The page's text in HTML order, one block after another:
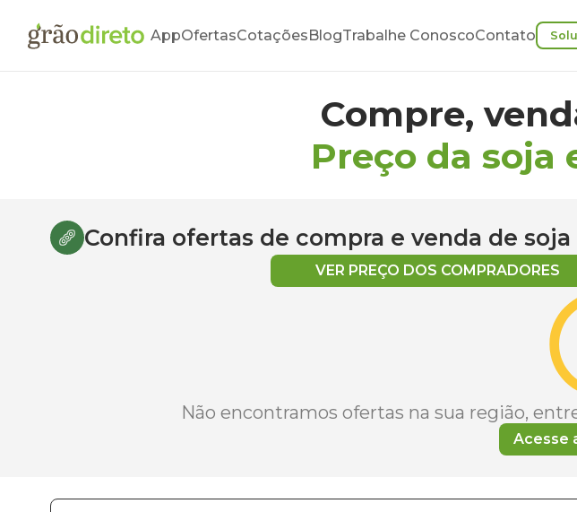
AppOfertasCotaçõesBlogTrabalhe ConoscoContato
Compre,
Preço da soja
Confira ofertas de compra e venda de soja
VER PREÇO DOS COMPRADORES
Não encontramos ofertas na sua região,
Acesse